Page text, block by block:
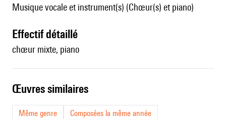
Musique vocale et instrument(s) (Chœur(s) et piano)
effectif détaillé
chœur mixte, piano
œuvres similaires
Même genre
Composées la même année